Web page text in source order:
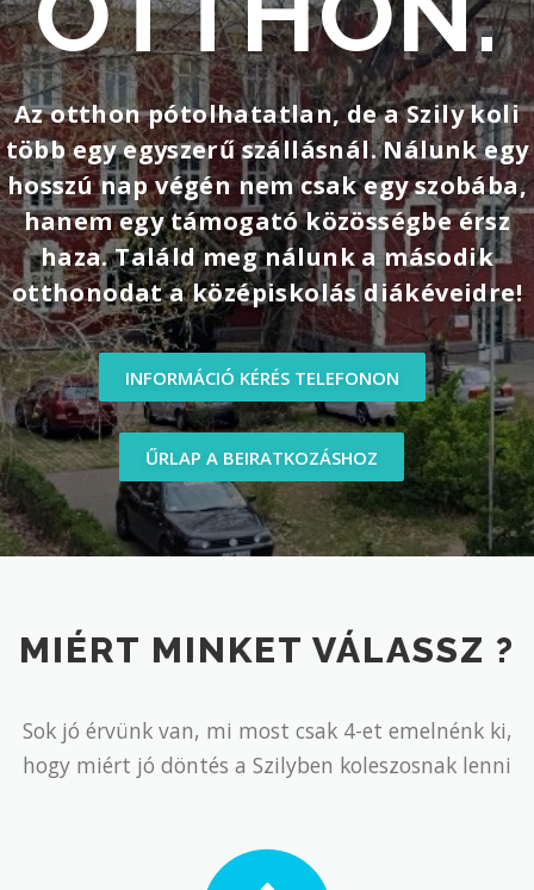
Az otthon pótolhatatlan, de a Szily koli
több egy egyszerű szállásnál. Nálunk egy
hosszú nap végén nem csak egy szobába,
hanem egy támogató közösségbe érsz
haza. Találd meg nálunk a második
otthonodat a középiskolás diákéveidre!
INFORMÁCIÓ KÉRÉS TELEFONON
ŰRLAP A BEIRATKOZÁSHOZ
MIÉRT MINKET VÁLASSZ ?
Sok jó érvünk van, mi most csak 4-et emelnénk ki,
hogy miért jó döntés a Szilyben koleszosnak lenni